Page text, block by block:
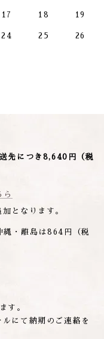
17 18 19
24 25 26
先につき8,640円（税
ら
となります。
縄・離島は864円（税
す。
にて納期のご連絡を